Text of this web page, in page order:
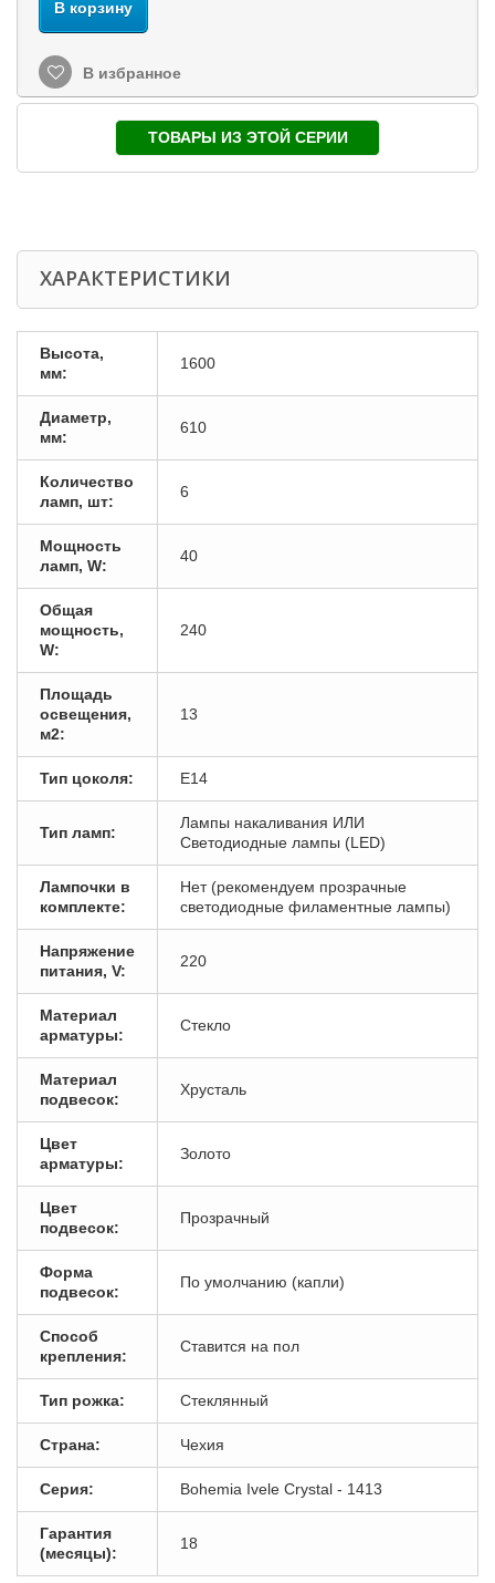
В корзину
В избранное
ТОВАРЫ ИЗ ЭТОЙ СЕРИИ
ХАРАКТЕРИСТИКИ
Высота,
мм:
1600
Диаметр,
мм:
610
Количество
ламп, шт:
6
Мощность
ламп, W:
40
Общая
мощность,
W:
240
Площадь
освещения,
м2:
13
Тип цоколя: E14
Тип ламп:
Лампы накаливания ИЛИ
Светодиодные лампы (LED)
Лампочки в
комплекте:
Нет (рекомендуем прозрачные
светодиодные филаментные лампы)
Напряжение
питания, V:
220
Материал
арматуры:
Стекло
Материал
подвесок:
Хрусталь
Цвет
арматуры:
Золото
Цвет
подвесок:
Прозрачный
Форма
подвесок:
По умолчанию (капли)
Способ
крепления:
Ставится на пол
Тип рожка: Стеклянный
Страна: Чехия
Серия: Bohemia Ivele Crystal - 1413
Гарантия
(месяцы):
18